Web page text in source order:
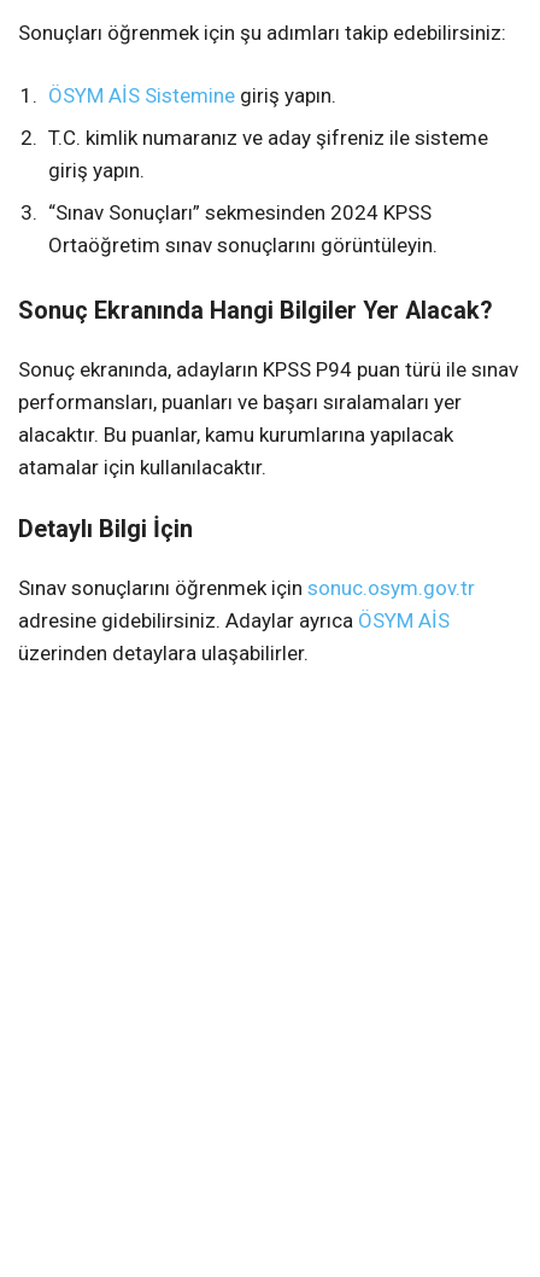
Sonuçları öğrenmek için şu adımları takip edebilirsiniz:
ÖSYM AİS Sistemine giriş yapın.
T.C. kimlik numaranız ve aday şifreniz ile sisteme
giriş yapın.
“Sınav Sonuçları” sekmesinden 2024 KPSS
Ortaöğretim sınav sonuçlarını görüntüleyin.
Sonuç Ekranında Hangi Bilgiler Yer Alacak?
Sonuç ekranında, adayların KPSS P94 puan türü ile sınav
performansları, puanları ve başarı sıralamaları yer
alacaktır. Bu puanlar, kamu kurumlarına yapılacak
atamalar için kullanılacaktır.
Detaylı Bilgi İçin
Sınav sonuçlarını öğrenmek için sonuc.osym.gov.tr
adresine gidebilirsiniz. Adaylar ayrıca ÖSYM AİS
üzerinden detaylara ulaşabilirler.